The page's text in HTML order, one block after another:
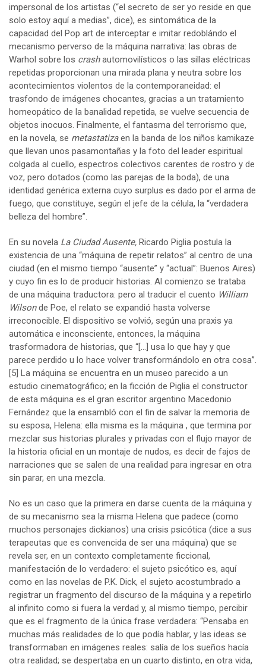
impersonal de los artistas (“el secreto de ser yo reside en que
solo estoy aquí a medias”, dice), es sintomática de la
capacidad del Pop art de interceptar e imitar redoblándo el
mecanismo perverso de la máquina narrativa: las obras de
Warhol sobre los crashautomovilísticos o las sillas eléctricas
repetidas proporcionan una mirada plana y neutra sobre los
acontecimientos violentos de la contemporaneidad: el
trasfondo de imágenes chocantes, gracias a un tratamiento
homeopático de la banalidad repetida, se vuelve secuencia de
objetos inocuos. Finalmente, el fantasma del terrorismo que,
en la novela, se metastatizaen la banda de los niños kamikaze
que llevan unos pasamontañas y la foto del leader espiritual
colgada al cuello, espectros colectivos carentes de rostro y de
voz, pero dotados (como las parejas de la boda), de una
identidad genérica externa cuyo surplus es dado por el arma de
fuego, que constituye, según el jefe de la célula, la “verdadera
belleza del hombre”.
En su novela La Ciudad Ausente, Ricardo Piglia postula la
existencia de una “máquina de repetir relatos” al centro de una
ciudad (en el mismo tiempo “ausente” y “actual”: Buenos Aires)
y cuyo fin es lo de producir historias. Al comienzo se trataba
de una máquina traductora: pero al traducir el cuento William
Wilsonde Poe, el relato se expandió hasta volverse
irreconocible. El dispositivo se volvió, según una praxis ya
automática e inconsciente, entonces, la máquina
trasformadora de historias, que “[…] usa lo que hay y que
parece perdido u lo hace volver transformándolo en otra cosa”.
[5] La máquina se encuentra en un museo parecido a un
estudio cinematográfico; en la ficción de Piglia el constructor
de esta máquina es el gran escritor argentino Macedonio
Fernández que la ensambló con el fin de salvar la memoria de
su esposa, Helena: ella misma es la máquina , que termina por
mezclar sus historias plurales y privadas con el flujo mayor de
la historia oficial en un montaje de nudos, es decir de fajos de
narraciones que se salen de una realidad para ingresar en otra
sin parar, en una mezcla.
No es un caso que la primera en darse cuenta de la máquina y
de su mecanismo sea la misma Helena que padece (como
muchos personajes dickianos) una crisis psicótica (dice a sus
terapeutas que es convencida de ser una máquina) que se
revela ser, en un contexto completamente ficcional,
manifestación de lo verdadero: el sujeto psicótico es, aquí
como en las novelas de P.K. Dick, el sujeto acostumbrado a
registrar un fragmento del discurso de la máquina y a repetirlo
al infinito como si fuera la verdad y, al mismo tiempo, percibir
que es el fragmento de la única frase verdadera: “Pensaba en
muchas más realidades de lo que podía hablar, y las ideas se
transformaban en imágenes reales: salía de los sueños hacía
otra realidad; se despertaba en un cuarto distinto, en otra vida,